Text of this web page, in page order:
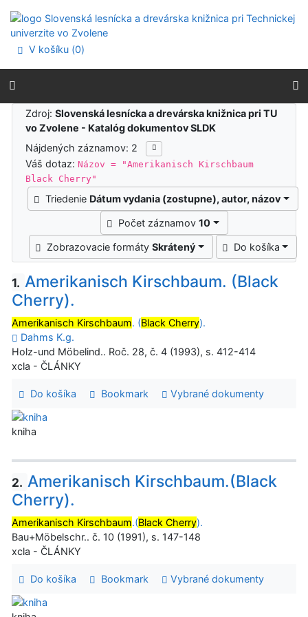
Prejsť na menu
Prehlásenie o webovej prístupnosti
V košíku (0)
Výsledky vyhľadávania
Zdroj:Slovenská lesnícka a drevárska knižnica pri TU
vo Zvolene - Katalóg dokumentov SLDK
Nájdených záznamov: 2
Váš dotaz:Názov = "Amerikanisch Kirschbaum
Black Cherry"
Triedenie Dátum vydania (zostupne), autor, názov
Počet záznamov10
Zobrazovacie formátySkrátený Do košíka
1. Amerikanisch Kirschbaum. (Black
Cherry).
Amerikanisch Kirschbaum. (Black Cherry).
Dahms K.g.
Holz-und Möbelind.. Roč. 28, č. 4 (1993), s. 412-414
xcla - ČLÁNKY
Do košíka Bookmark Vybrané dokumenty
kniha
2. Amerikanisch Kirschbaum.(Black
Cherry).
Amerikanisch Kirschbaum.(Black Cherry).
Bau+Möbelschr.. č. 10 (1991), s. 147-148
xcla - ČLÁNKY
Do košíka Bookmark Vybrané dokumenty